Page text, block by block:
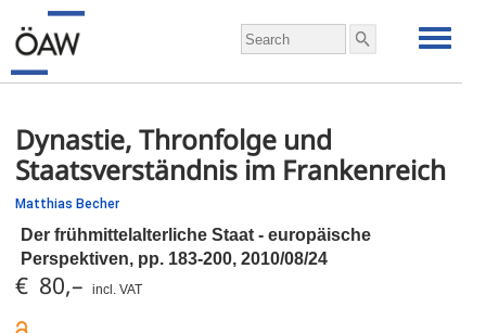
Dynastie, Thronfolge und
Staatsverständnis im Frankenreich
Matthias Becher
Der frühmittelalterliche Staat - europäische
Perspektiven, pp. 183-200, 2010/08/24
€ 80,– incl. VAT